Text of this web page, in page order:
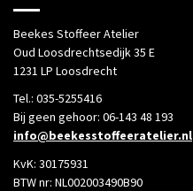
Beekes Stoffeer Atelier
Oud Loosdrechtsedijk 35 E
1231 LP Loosdrecht
Tel.: 035-5255416
Bij geen gehoor: 06-143 48 193
info@beekesstoffeeratelier.nl
KvK: 30175931
BTW nr: NL002003490B90